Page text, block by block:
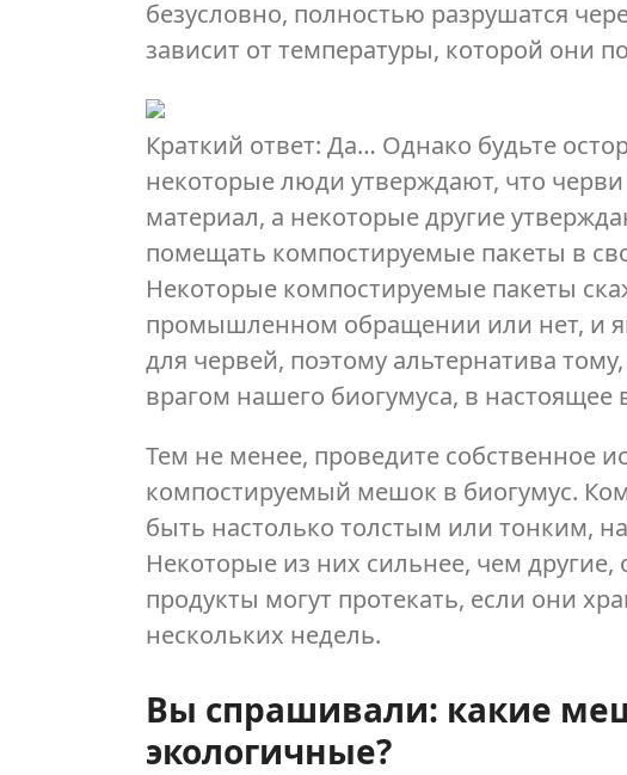
безусловно, полностью разрушатся
зависит от температуры, которой они
Краткий ответ: Да… Однако будьте
некоторые люди утверждают, что
материал, а некоторые другие
помещать компостируемые пакеты в
Некоторые компостируемые пакеты
промышленном обращении или нет, и
для червей, поэтому альтернатива
врагом нашего биогумуса, в
Тем не менее, проведите собственное
компостируемый мешок в биогумус.
быть настолько толстым или тонким,
Некоторые из них сильнее, чем
продукты могут протекать, если они
нескольких недель.
Вы спрашивали: какие
экологичные?